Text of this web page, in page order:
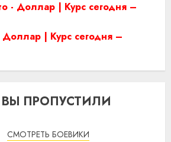
- Доллар | Курс сегодня –
Доллар | Курс сегодня –
ПРОПУСТИЛИ
СМОТРЕТЬ БОЕВИКИ